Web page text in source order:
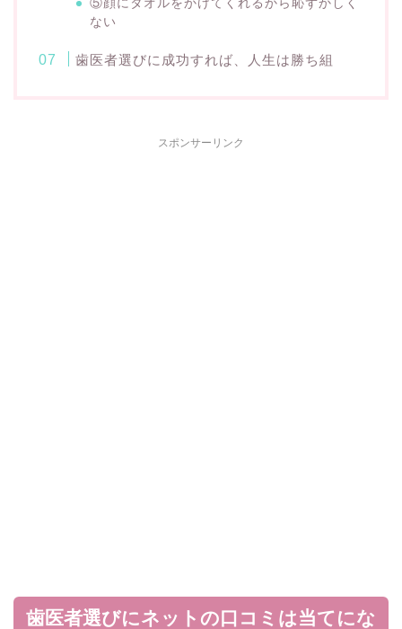
⑤顔にタオルをかけてくれるから恥ずかしく
ない
歯医者選びに成功すれば、人生は勝ち組
スポンサーリンク
歯医者選びにネットの口コミは当てにな